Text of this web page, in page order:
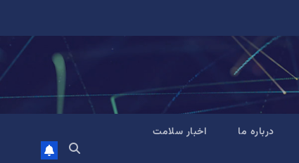
درباره ما اخبار سلامت